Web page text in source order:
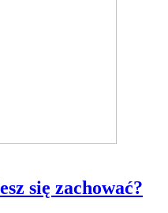
się zachować?